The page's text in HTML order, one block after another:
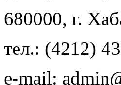
680000, г.
тел.: (4212)
e-mail: